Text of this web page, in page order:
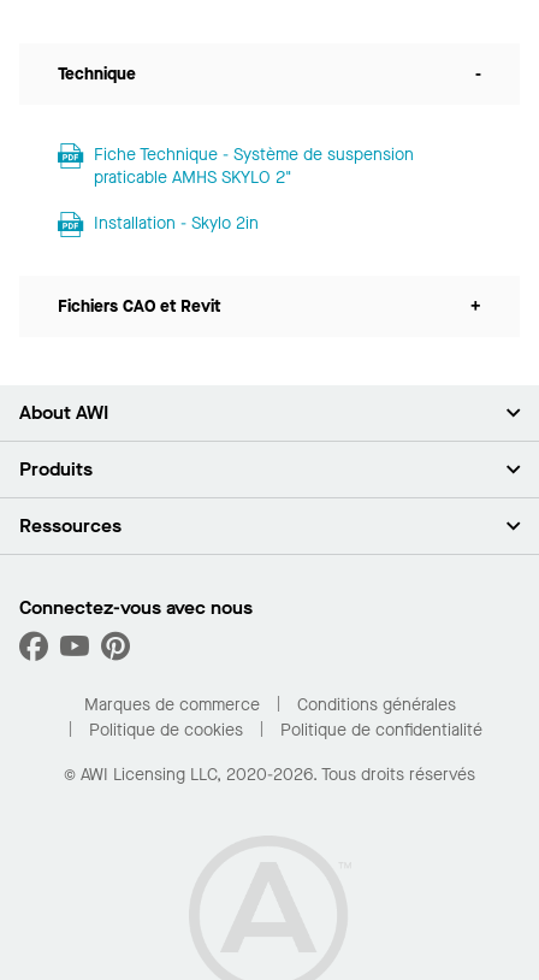
Technique -
Fiche Technique - Système de suspension
praticable AMHS SKYLO 2"
Installation - Skylo 2in
Fichiers CAO et Revit +
About AWI
À propos de nous
Espace presse
Quelles sont mes options d’achat?
Produits
Plafonds
Capacités sur mesure
Performance
Ressources
Trouver un distributeur
Trouver un distributeur
Pour la maison
Connectez-vous avec nous
Marques de commerce
Conditions générales
Politique de cookies
Politique de confidentialité
© AWI Licensing LLC, 2020-2026. Tous droits réservés